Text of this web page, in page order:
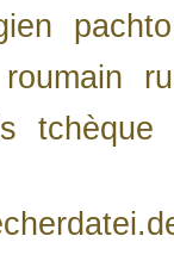
pachto
roumain
tchèque